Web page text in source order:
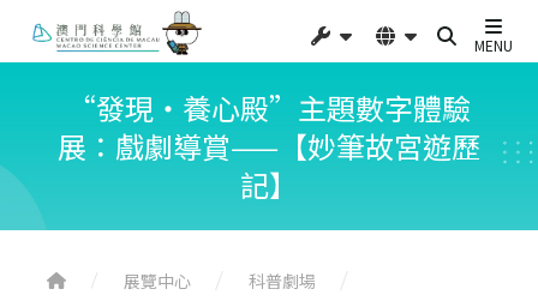
MENU
“發現‧養心殿”主題數字體驗
展：戲劇導賞——【妙筆故宮遊歷
記】
展覽中心
科普劇場